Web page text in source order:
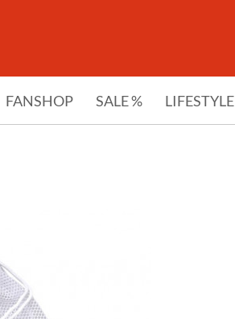
FANSHOP SALE % LIFESTYLE